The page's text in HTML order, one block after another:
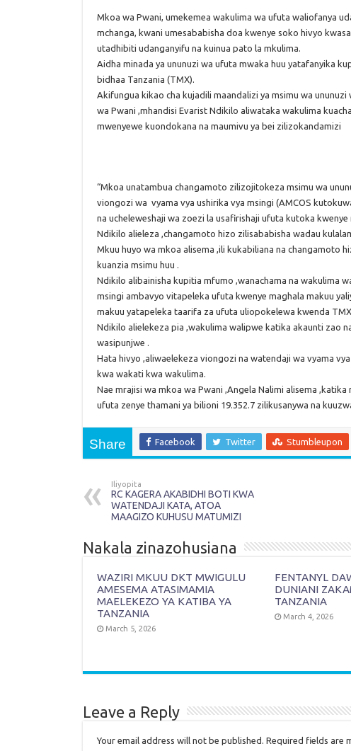
Mkoa wa Pwani, umekemea wakulima wa ufuta waliofanya
mchanga, kwani umesababisha doa kwenye soko hivyo
utadhibiti udanganyifu na kuinua pato la mkulima.
Aidha minada ya ununuzi wa ufuta mwaka huu yatafanyika
bidhaa Tanzania (TMX).
Akifungua kikao cha kujadili maandalizi ya msimu wa
wa Pwani ,mhandisi Evarist Ndikilo aliwataka wakulima
mwenyewe kuondokana na maumivu ya bei zilizokandamizi
“Mkoa unatambua changamoto zilizojitokeza msimu wa
viongozi wa vyama vya ushirika vya msingi (AMCOS
na ucheleweshaji wa zoezi la usafirishaji ufuta kutoka kwenye
Ndikilo alieleza ,changamoto hizo zilisababisha wadau
Mkuu huyo wa mkoa alisema ,ili kukabiliana na changamoto
kuanzia msimu huu .
Ndikilo alibainisha kupitia mfumo ,wanachama na wakulima
msingi ambavyo vitapeleka ufuta kwenye maghala makuu
makuu yatapeleka taarifa za ufuta uliopokelewa kwenda
Ndikilo alielekeza pia ,wakulima walipwe katika akaunti zao
wasipunjwe .
Hata hivyo ,aliwaelekeza viongozi na watendaji wa vyama
kwa wakati kwa wakulima.
Nae mrajisi wa mkoa wa Pwani ,Angela Nalimi alisema
ufuta zenye thamani ya bilioni 19.352.7 zilikusanywa na
Share Facebook Twitter Stumbleupon
Iliyopita
RC KAGERA AKABIDHI BOTI KWA
WATENDAJI KATA, ATOA
MAAGIZO KUHUSU MATUMIZI
Nakala zinazohusiana
WAZIRI MKUU DKT MWIGULU
AMESEMA ATASIMAMIA
MAELEKEZO YA KATIBA YA
TANZANIA
March 5, 2026
FENTANYL
DUNIANI
TANZANIA
March 4, 2026
Leave a Reply
Your email address will not be published. Required fields are